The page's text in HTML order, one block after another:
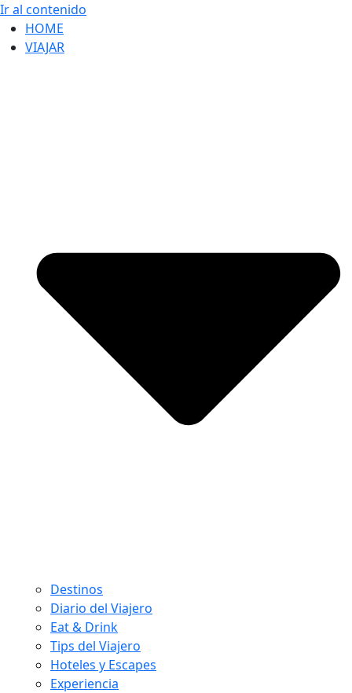
Ir al contenido
HOME
VIAJAR
Destinos
Diario del Viajero
Eat & Drink
Tips del Viajero
Hoteles y Escapes
Experiencia